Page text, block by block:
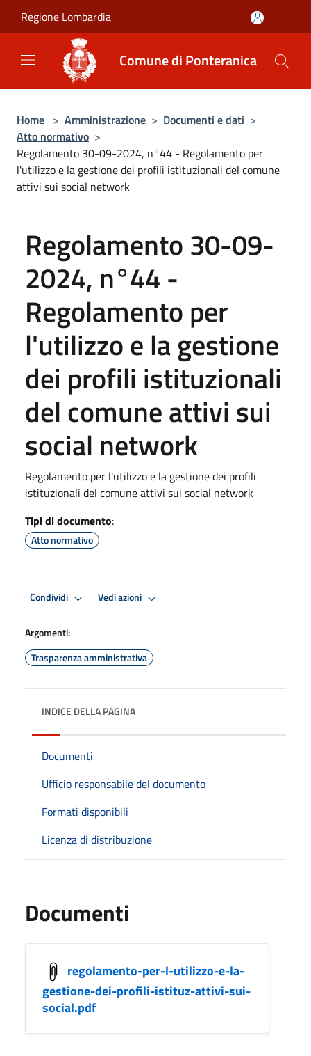
Regione Lombardia
Comune di Ponteranica
Home > Amministrazione > Documenti e dati >
Atto normativo >
Regolamento 30-09-2024, n°44 - Regolamento per
l'utilizzo e la gestione dei profili istituzionali del comune
attivi sui social network
Regolamento 30-09-
2024, n°44 -
Regolamento per
l'utilizzo e la gestione
dei profili istituzionali
del comune attivi sui
social network
Regolamento per l'utilizzo e la gestione dei profili
istituzionali del comune attivi sui social network
Tipi di documento:
Atto normativo
Condividi Vedi azioni
Argomenti:
Trasparenza amministrativa
INDICE DELLA PAGINA
Documenti
Ufficio responsabile del documento
Formati disponibili
Licenza di distribuzione
Documenti
regolamento-per-l-utilizzo-e-la-
gestione-dei-profili-istituz-attivi-sui-
social.pdf